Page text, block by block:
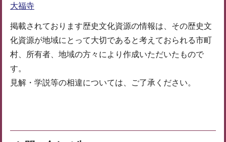
大福寺
掲載されております歴史文化資源の情報は、その歴史文
化資源が地域にとって大切であると考えておられる市町
村、所有者、地域の方々により作成いただいたもので
す。
見解・学説等の相違については、ご了承ください。